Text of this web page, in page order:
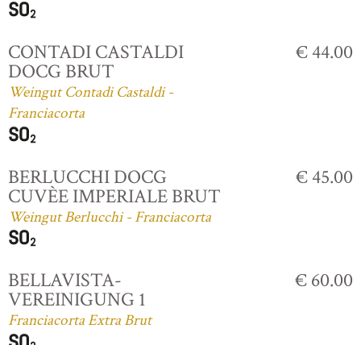
CONTADI CASTALDI
DOCG BRUT
Weingut Contadi Castaldi -
Franciacorta
€ 44.00
BERLUCCHI DOCG
CUVÈE IMPERIALE BRUT
Weingut Berlucchi - Franciacorta
€ 45.00
BELLAVISTA-
VEREINIGUNG 1
Franciacorta Extra Brut
€ 60.00